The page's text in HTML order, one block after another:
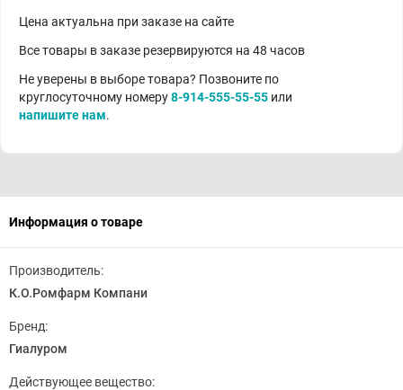
Цена актуальна при заказе на сайте
Все товары в заказе резервируются на 48 часов
Не уверены в выборе товара? Позвоните по
круглосуточному номеру8-914-555-55-55 или
напишите нам.
Информация о товаре
Производитель:
К.О.Ромфарм Компани
Бренд:
Гиалуром
Действующее вещество: